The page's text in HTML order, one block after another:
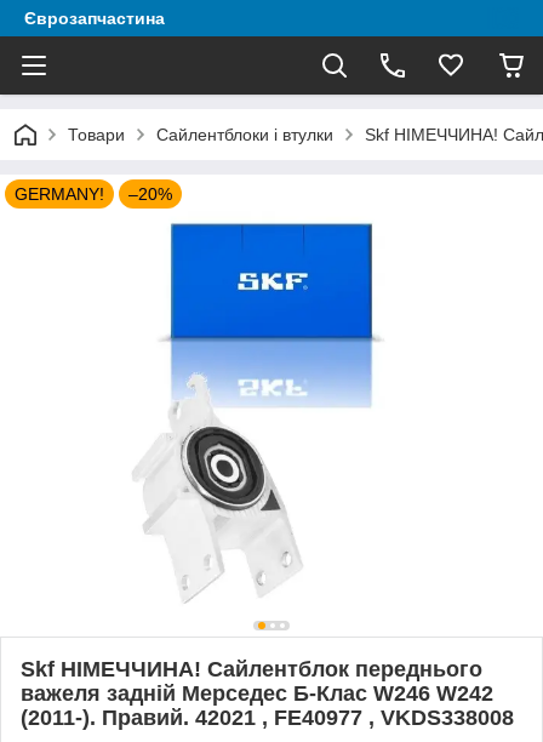
Єврозапчастина
Товари Сайлентблоки і втулки Skf НІМЕЧЧИНА!
GERMANY! –20%
Skf НІМЕЧЧИНА! Сайлентблок переднього
важеля задній Мерседес Б-Клас W246 W242
(2011-). Правий. 42021 , FE40977 , VKDS338008